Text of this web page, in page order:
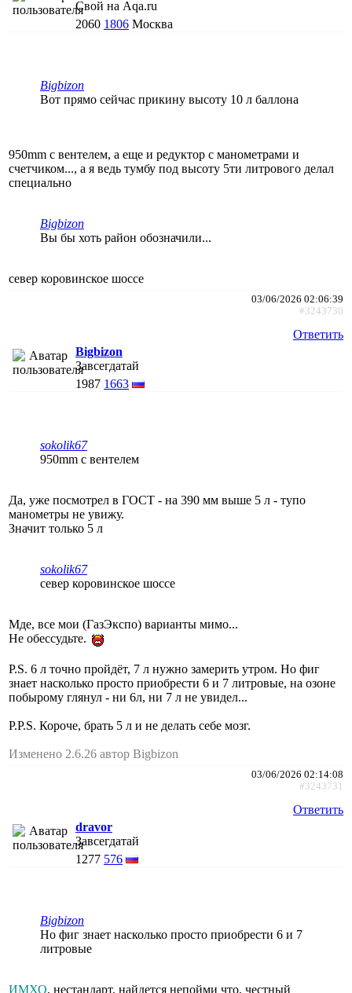
Свой на Aqa.ru
2060 1806 Москва
Bigbizon
Вот прямо сейчас прикину высоту 10 л баллона
950mm c вентелем, а еще и редуктор с манометрами и
счетчиком..., а я ведь тумбу под высоту 5ти литрового делал
специально
Bigbizon
Вы бы хоть район обозначили...
север коровинское шоссе
03/06/2026 02:06:39
#3243730
Ответить
Bigbizon
Завсегдатай
1987 1663
sokolik67
950mm c вентелем
Да, уже посмотрел в ГОСТ - на 390 мм выше 5 л - тупо
манометры не увижу.
Значит только 5 л
sokolik67
север коровинское шоссе
Мде, все мои (ГазЭкспо) варианты мимо...
Не обессудьте.
P.S. 6 л точно пройдёт, 7 л нужно замерить утром. Но фиг
знает насколько просто приобрести 6 и 7 литровые, на озоне
побырому глянул - ни 6л, ни 7 л не увидел...
P.P.S. Короче, брать 5 л и не делать себе мозг.
Изменено 2.6.26 автор Bigbizon
03/06/2026 02:14:08
#3243731
Ответить
dravor
Завсегдатай
1277 576
Bigbizon
Но фиг знает насколько просто приобрести 6 и 7
литровые
ИМХО, нестандарт, найдется непойми что, честный